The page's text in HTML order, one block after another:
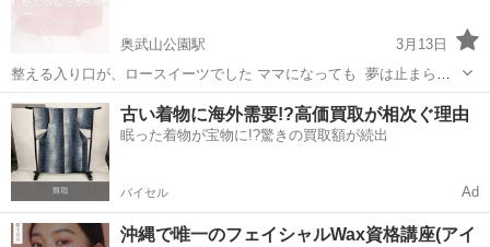
奥武山公園駅
3月13日
整える入り口が、ロースイーツでした ママになっても 夢は止まらな
い。 でもその前に まずは整えることから。 忙しい毎日の中で、つい
後回しになってしまう自分の体と心。 そんな時に出会ったのが、 ロー
スイーツでした。 白砂...
沖縄 那覇市 奥武山公園駅 その他 チョコ
古い着物に海外需要!?高価買取が相次ぐ理由
眠った着物が宝物に!?驚きの買取額が続出
バイセル Ad
沖縄で唯一のフェイシャルWax資格講座(アイ